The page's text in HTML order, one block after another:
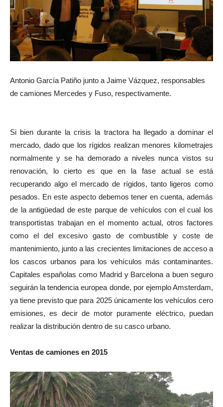
Antonio García Patiño junto a Jaime Vázquez, responsables
de camiones Mercedes y Fuso, respectivamente.
Si bien durante la crisis la tractora ha llegado a dominar el
mercado, dado que los rígidos realizan menores kilometrajes
normalmente y se ha demorado a niveles nunca vistos su
renovación, lo cierto es que en la fase actual se está
recuperando algo el mercado de rígidos, tanto ligeros como
pesados. En este aspecto debemos tener en cuenta, además
de la antigüedad de este parque de vehículos con el cual los
transportistas trabajan en el momento actual, otros factores
como el del excesivo gasto de combustible y coste de
mantenimiento, junto a las crecientes limitaciones de acceso a
los cascos urbanos para los vehículos más contaminantes.
Capitales españolas como Madrid y Barcelona a buen seguro
seguirán la tendencia europea donde, por ejemplo Amsterdam,
ya tiene previsto que para 2025 únicamente los vehículos cero
emisiones, es decir de motor puramente eléctrico, puedan
realizar la distribución dentro de su casco urbano.
Ventas de camiones en 2015